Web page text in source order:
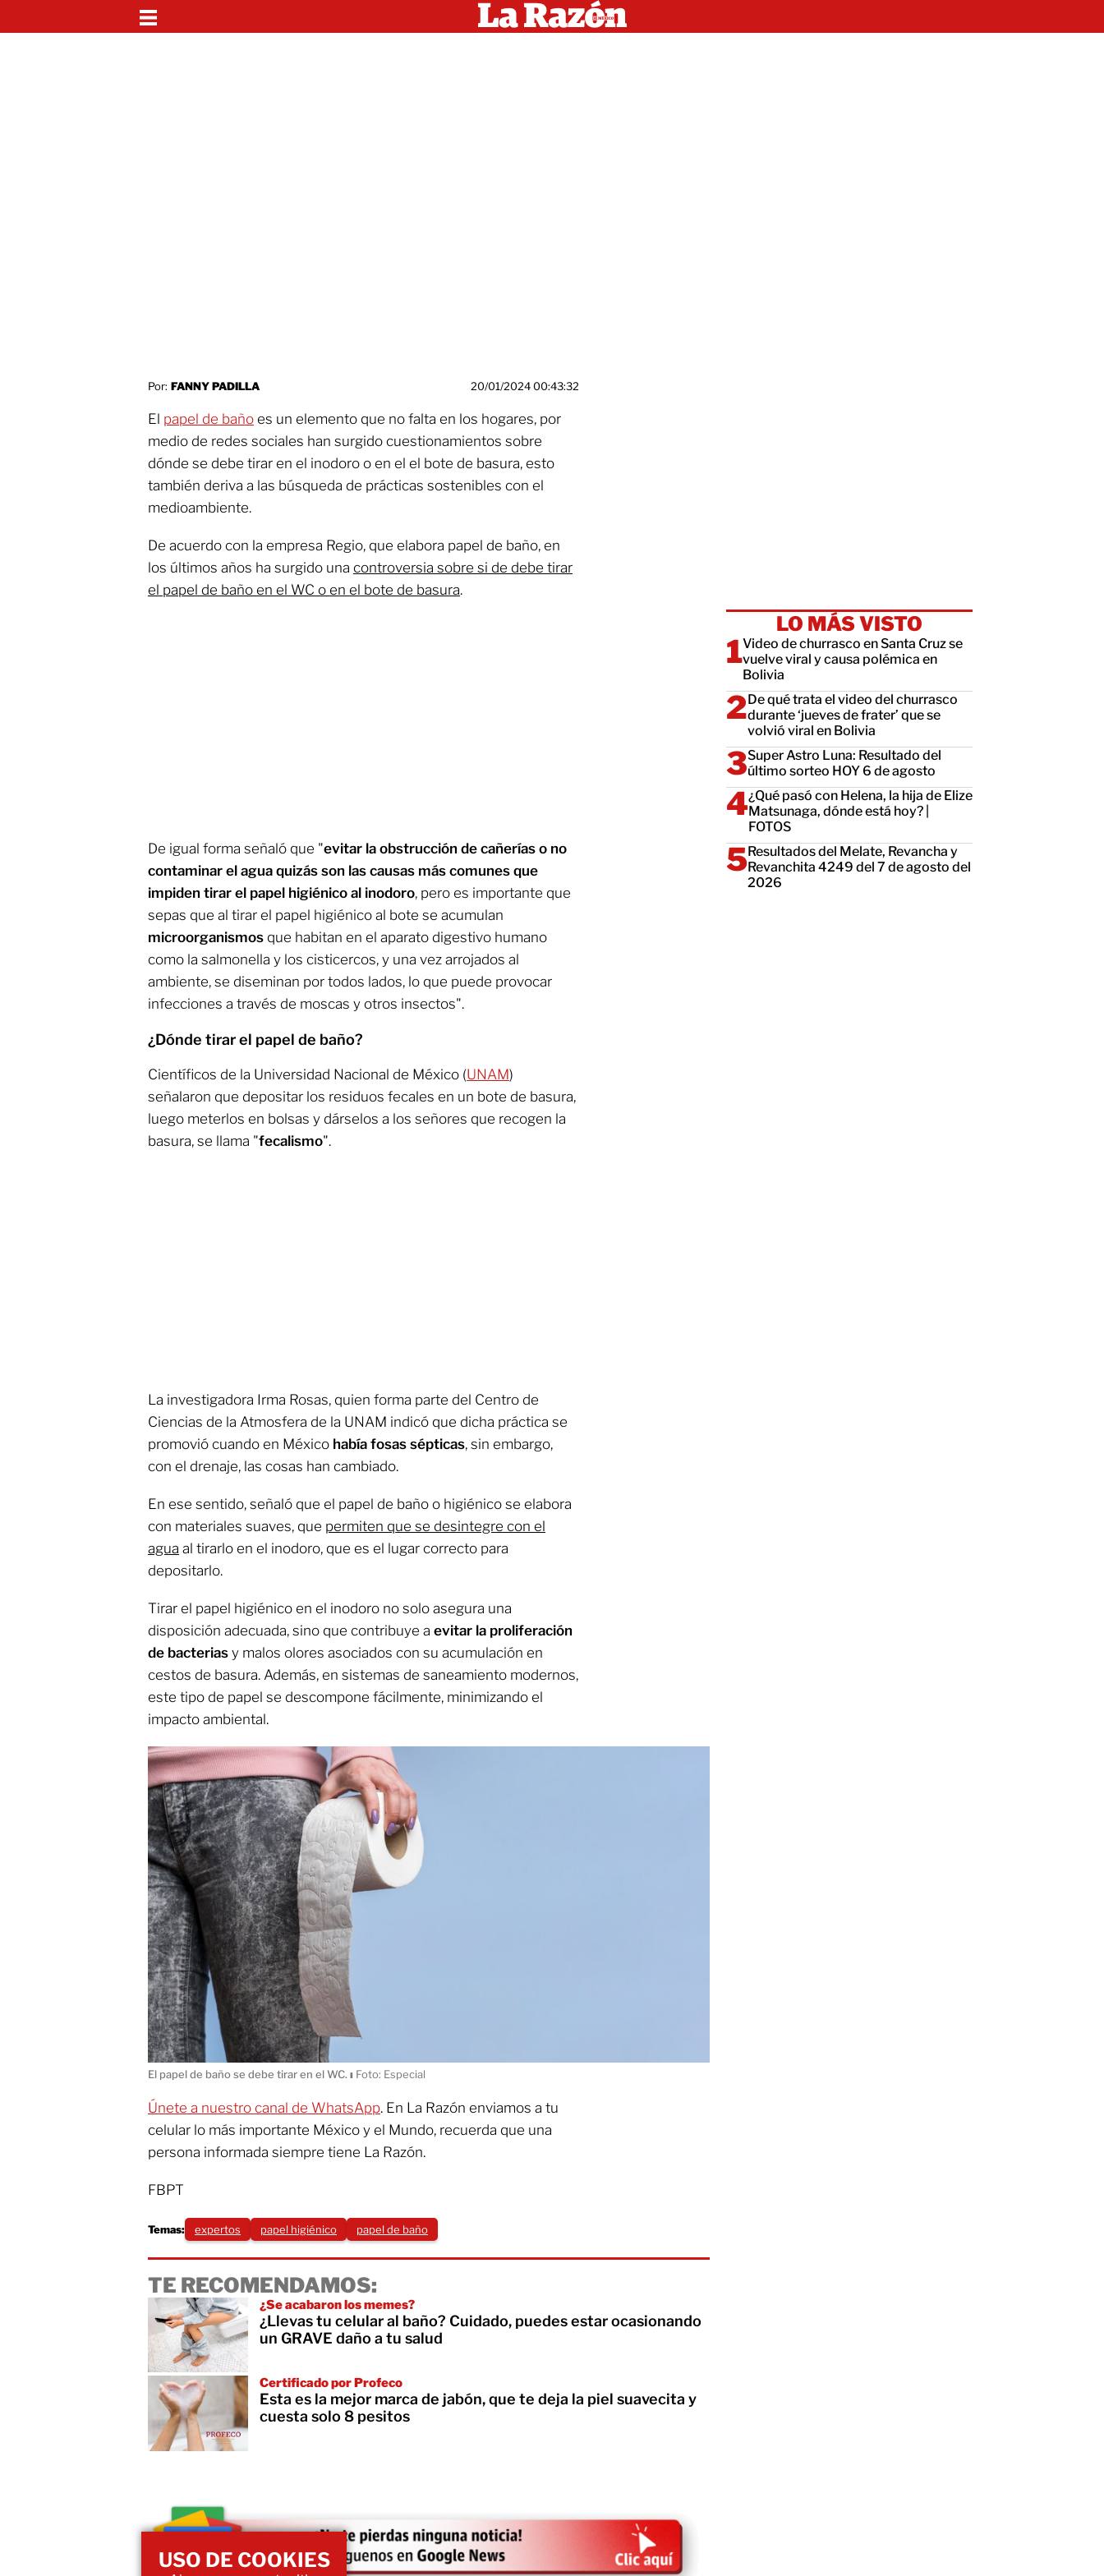
Por: FANNY PADILLA 20/01/2024 00:43:32
El papel de baño es un elemento que no falta en los hogares, por
medio de redes sociales han surgido cuestionamientos sobre
dónde se debe tirar en el inodoro o en el el bote de basura, esto
también deriva a las búsqueda de prácticas sostenibles con el
medioambiente.
De acuerdo con la empresa Regio, que elabora papel de baño, en
los últimos años ha surgido una controversia sobre si de debe tirar
el papel de baño en el WC o en el bote de basura.
De igual forma señaló que "evitar la obstrucción de cañerías o no
contaminar el agua quizás son las causas más comunes que
impiden tirar el papel higiénico al inodoro, pero es importante que
sepas que al tirar el papel higiénico al bote se acumulan
microorganismos que habitan en el aparato digestivo humano
como la salmonella y los cisticercos, y una vez arrojados al
ambiente, se diseminan por todos lados, lo que puede provocar
infecciones a través de moscas y otros insectos".
¿Dónde tirar el papel de baño?
Científicos de la Universidad Nacional de México (UNAM)
señalaron que depositar los residuos fecales en un bote de basura,
luego meterlos en bolsas y dárselos a los señores que recogen la
basura, se llama "fecalismo".
La investigadora Irma Rosas, quien forma parte del Centro de
Ciencias de la Atmosfera de la UNAM indicó que dicha práctica se
promovió cuando en México había fosas sépticas, sin embargo,
con el drenaje, las cosas han cambiado.
En ese sentido, señaló que el papel de baño o higiénico se elabora
con materiales suaves, que permiten que se desintegre con el
agua al tirarlo en el inodoro, que es el lugar correcto para
depositarlo.
Tirar el papel higiénico en el inodoro no solo asegura una
disposición adecuada, sino que contribuye a evitar la proliferación
de bacterias y malos olores asociados con su acumulación en
cestos de basura. Además, en sistemas de saneamiento modernos,
este tipo de papel se descompone fácilmente, minimizando el
impacto ambiental.
El papel de baño se debe tirar en el WC. ı Foto: Especial
Únete a nuestro canal de WhatsApp. En La Razón enviamos a tu
celular lo más importante México y el Mundo, recuerda que una
persona informada siempre tiene La Razón.
FBPT
Temas: expertos papel higiénico papel de baño
TE RECOMENDAMOS:
¿Se acabaron los memes?
¿Llevas tu celular al baño? Cuidado, puedes estar ocasionando
un GRAVE daño a tu salud
Certificado por Profeco
Esta es la mejor marca de jabón, que te deja la piel suavecita y
cuesta solo 8 pesitos
LO MÁS VISTO
Video de churrasco en Santa Cruz se
vuelve viral y causa polémica en
Bolivia
De qué trata el video del churrasco
durante ‘jueves de frater’ que se
volvió viral en Bolivia
Super Astro Luna: Resultado del
último sorteo HOY 6 de agosto
¿Qué pasó con Helena, la hija de Elize
Matsunaga, dónde está hoy? |
FOTOS
Resultados del Melate, Revancha y
Revanchita 4249 del 7 de agosto del
2026
USO DE COOKIES